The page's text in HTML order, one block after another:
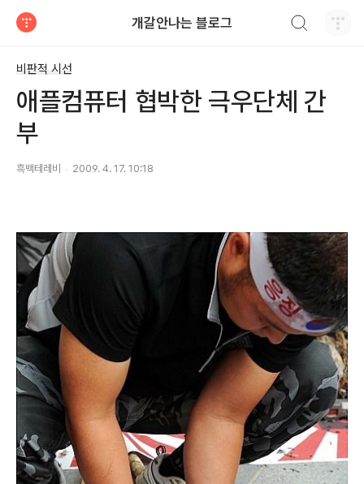
개갈안나는 블로그
비판적 시선
애플컴퓨터 협박한 극우단체 간
부
흑백테레비 2009. 4. 17. 10:18